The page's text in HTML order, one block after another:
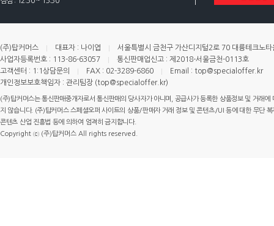
(주)탑커머스 대표자 : 나이엽
서울특별시 금천구 가산디지털2로 70 대륭테크노
사업자등록번호 : 113-86-63057
통신판매업신고 : 제2018-서울금천-0113호
고객센터 : 1:1상담문의
FAX : 02-3289-6860
Email : top@specialoffer.kr
개인정보보호책임자 : 관리팀장 (top@specialoffer.kr)
(주)탑커머스는 통신판매중개자로서 통신판매의 당사자가 아니며, 공급사가 등록한 상품정보 및 거래
지 않습니다. (주)탑커머스 스페셜오퍼 사이트의 상품/판매자 거래 정보 및 콘텐츠/UI 등에 대한 무단
콘텐츠 산업 진흥법 등에 의하여 엄격히 금지합니다.
Copyright ⓒ (주)탑커머스 All rights reserved.